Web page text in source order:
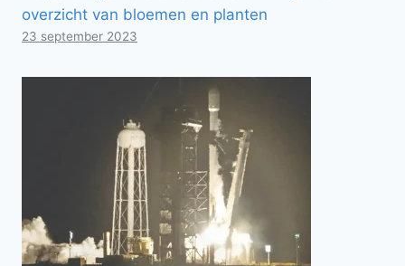
overzicht van bloemen en planten
23 september 2023